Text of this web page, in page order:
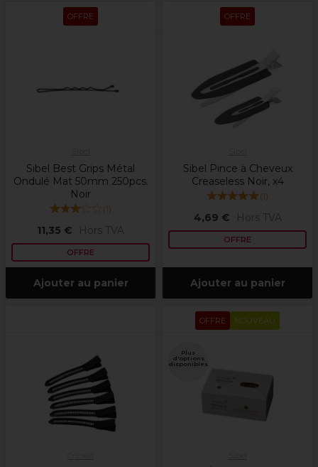
OFFRE
Sibel Best Grips Métal
Ondulé Mat 50mm 250pcs.
Noir
(1)
11,35 € Hors TVA
OFFRE
Ajouter au panier
OFFRE
Sibel Pince à Cheveux
Creaseless Noir, x4
(1)
4,69 € Hors TVA
OFFRE
Ajouter au panier
OFFRE NOUVEAU
Plus
d'options
disponibles